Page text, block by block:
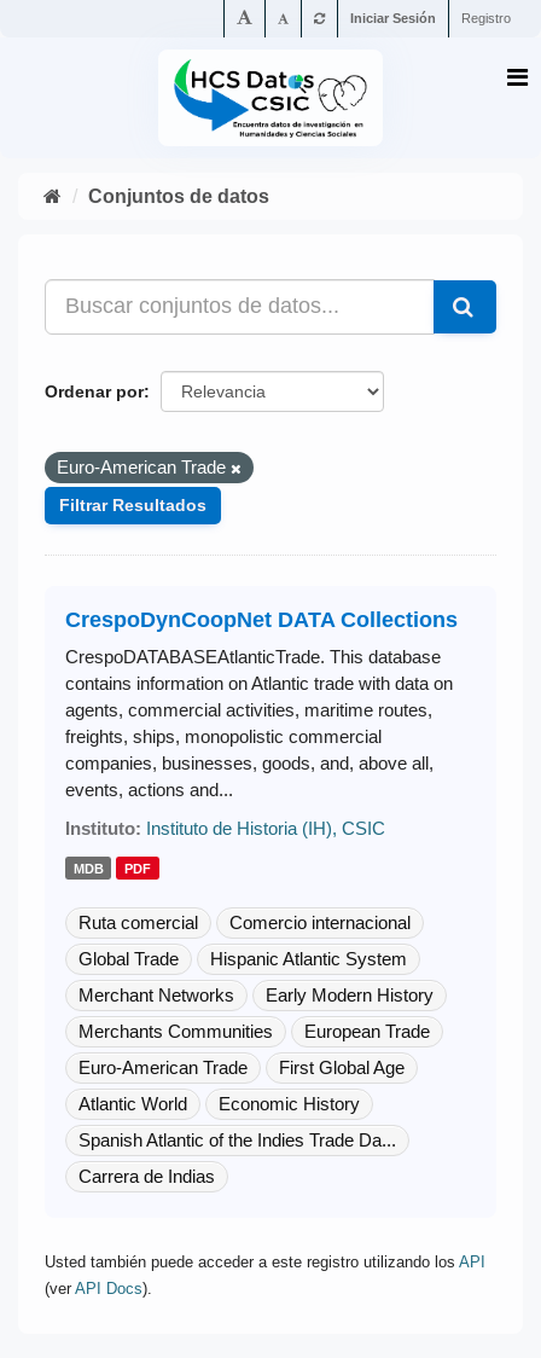
Iniciar Sesión Registro
Conjuntos de datos
Ordenar por
Euro-American Trade
Filtrar Resultados
CrespoDynCoopNet DATA Collections
CrespoDATABASEAtlanticTrade. This database
contains information on Atlantic trade with data on
agents, commercial activities, maritime routes,
freights, ships, monopolistic commercial
companies, businesses, goods, and, above all,
events, actions and...
Instituto: Instituto de Historia (IH), CSIC
MDB PDF
Ruta comercial
Comercio internacional
Global Trade
Hispanic Atlantic System
Merchant Networks
Early Modern History
Merchants Communities
European Trade
Euro-American Trade
First Global Age
Atlantic World
Economic History
Spanish Atlantic of the Indies Trade Da...
Carrera de Indias
Usted también puede acceder a este registro utilizando los API
(ver API Docs).